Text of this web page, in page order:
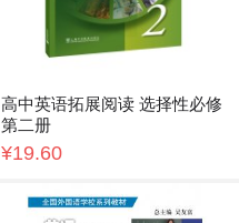
高中英语拓展阅读 选择性必修
第二册
¥19.60